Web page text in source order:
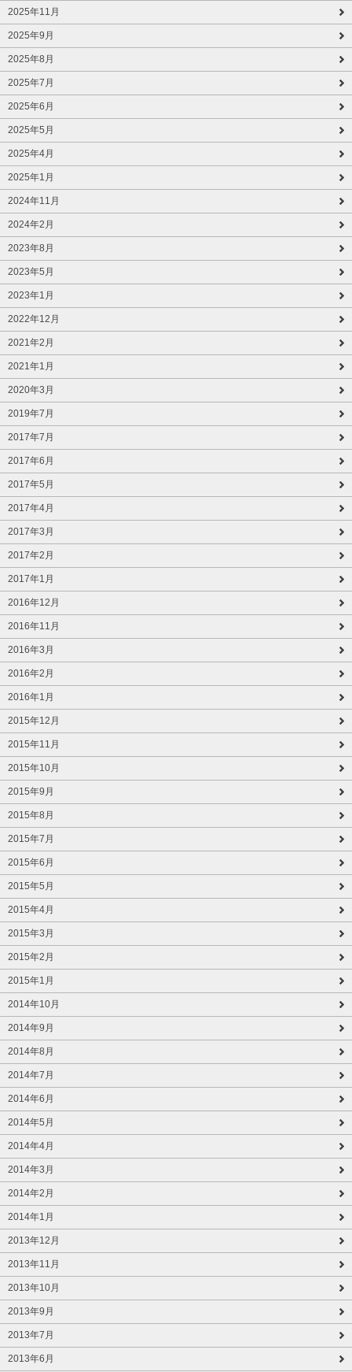
2025年11月
2025年9月
2025年8月
2025年7月
2025年6月
2025年5月
2025年4月
2025年1月
2024年11月
2024年2月
2023年8月
2023年5月
2023年1月
2022年12月
2021年2月
2021年1月
2020年3月
2019年7月
2017年7月
2017年6月
2017年5月
2017年4月
2017年3月
2017年2月
2017年1月
2016年12月
2016年11月
2016年3月
2016年2月
2016年1月
2015年12月
2015年11月
2015年10月
2015年9月
2015年8月
2015年7月
2015年6月
2015年5月
2015年4月
2015年3月
2015年2月
2015年1月
2014年10月
2014年9月
2014年8月
2014年7月
2014年6月
2014年5月
2014年4月
2014年3月
2014年2月
2014年1月
2013年12月
2013年11月
2013年10月
2013年9月
2013年7月
2013年6月